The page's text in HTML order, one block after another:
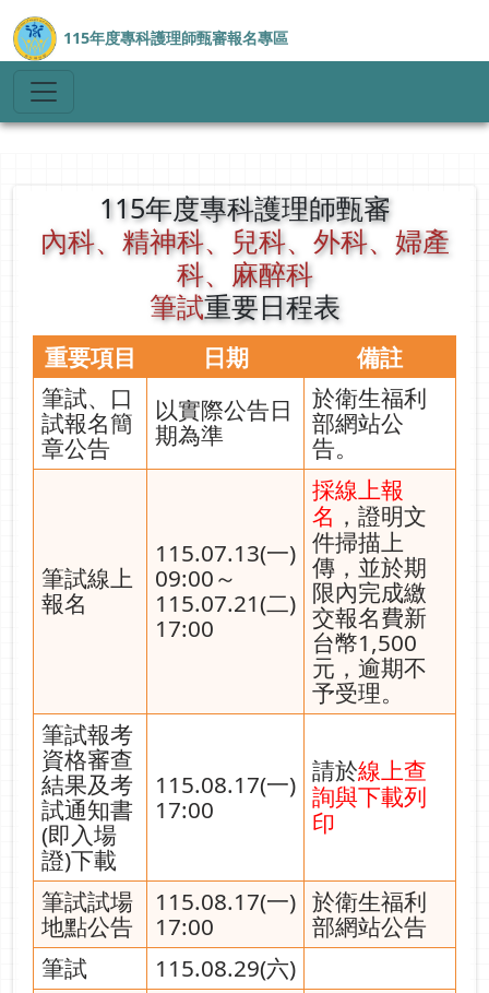
115年度專科護理師甄審報名專區
115年度專科護理師甄審
內科、精神科、兒科、外科、婦產
科、麻醉科
筆試重要日程表
重要項目 日期
備註
筆試、口
試報名簡
章公告
以實際公告日
期為準
於衛生福利
部網站公
告。
筆試線上
報名
115.07.13(一)
09:00～
115.07.21(二)
17:00
採線上報
名 ，證明文
件掃描上
傳，並於期
限內完成繳
交報名費新
台幣1,500
元，逾期不
予受理。
筆試報考
資格審查
結果及考
試通知書
(即入場
證)下載
115.08.17(一)
17:00
請於線上查
詢與下載列
印
筆試試場
地點公告
115.08.17(一)
17:00
於衛生福利
部網站公告
筆試
115.08.29(六)